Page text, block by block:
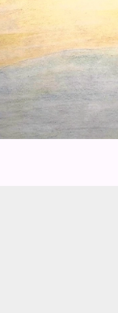
весело